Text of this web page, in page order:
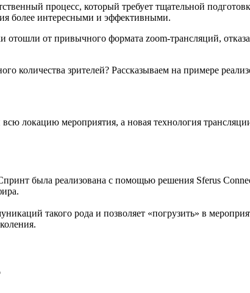
процесс, который требует тщательной
более интересными и эффективными.
от привычного формата zoom-трансляций,
количества зрителей? Рассказываем на примере
локацию мероприятия, а новая технология
была реализована с помощью решения Sferus
такого рода и позволяет «погрузить» в